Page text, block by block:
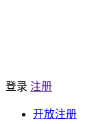
登录 注册
开放注册